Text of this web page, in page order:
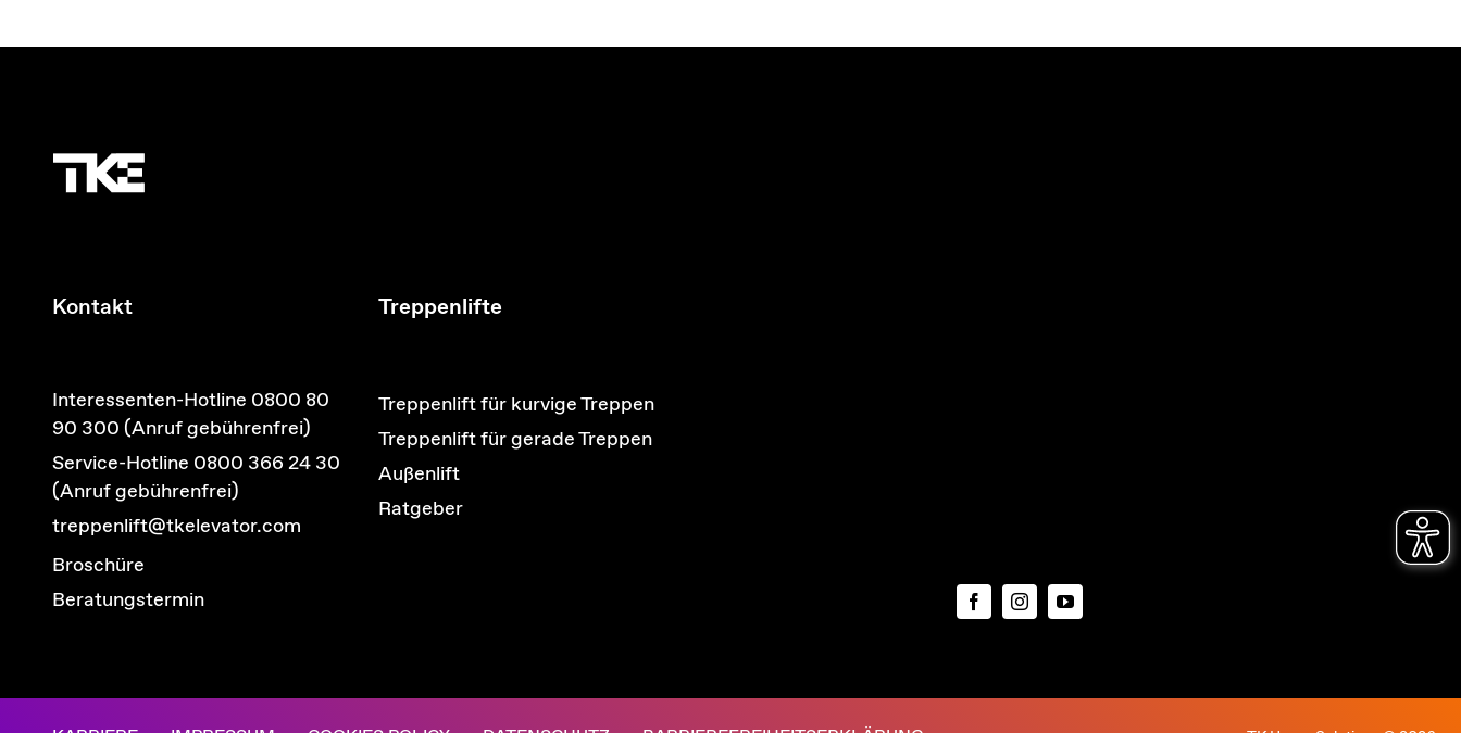
Kontakt
Interessenten-Hotline 0800 80
90 300 (Anruf gebührenfrei)
Service-Hotline 0800 366 24 30
(Anruf gebührenfrei)
treppenlift@tkelevator.com
Broschüre
Beratungstermin
Treppenlifte
Treppenlift für kurvige Treppen
Treppenlift für gerade Treppen
Außenlift
Ratgeber